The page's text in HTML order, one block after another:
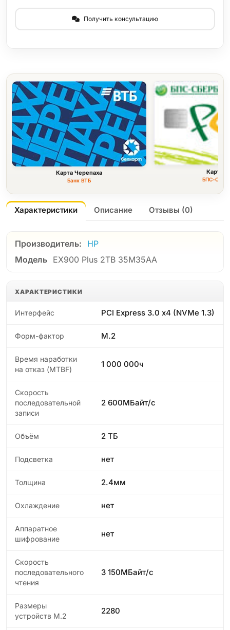
Получить консультацию
Карта Черепаха
Банк ВТБ
Карта
БПС-
Характеристики Описание Отзывы (0)
Производитель:
HP
Модель EX900 Plus 2TB 35M35AA
ХАРАКТЕРИСТИКИ
Интерфейс PCI Express 3.0 x4 (NVMe 1.3)
Форм-фактор M.2
Время наработки
на отказ (МТBF)
1 000 000ч
Скорость
последовательной
записи
2 600МБайт/с
Объём 2 ТБ
Подсветка нет
Толщина 2.4мм
Охлаждение нет
Аппаратное
шифрование
нет
Скорость
последовательного
чтения
3 150МБайт/с
Размеры
устройств M.2
2280